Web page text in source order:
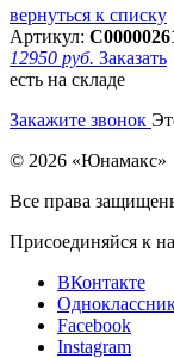
вернуться к списку
Артикул:
12950 руб. Заказать
есть на складе
Закажите звонок
© 2026 «Юнамакс»
Все права
Присоединяйся к
ВКонтакте
Facebook
Instagram